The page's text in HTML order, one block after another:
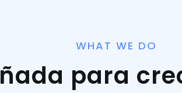
WHAT WE DO
para